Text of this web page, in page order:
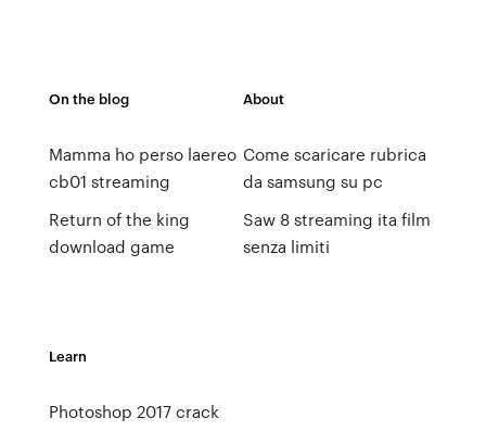
On the blog
Mamma ho perso laereo
cb01 streaming
Return of the king
download game
About
Come scaricare rubrica
da samsung su pc
Saw 8 streaming ita film
senza limiti
Learn
Photoshop 2017 crack